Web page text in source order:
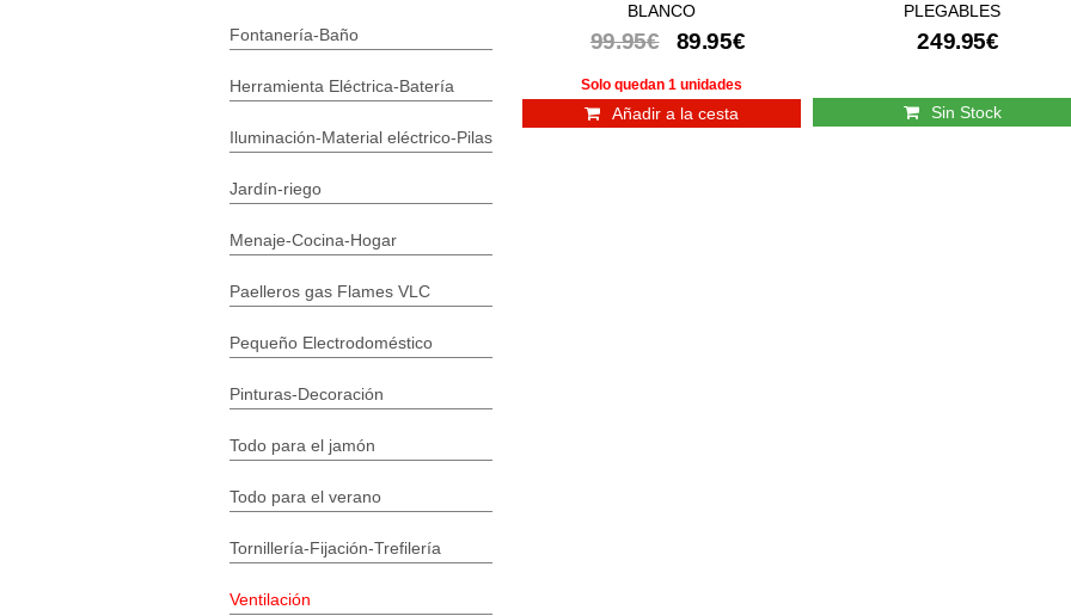
Fontanería-Baño
Herramienta Eléctrica-Batería
Iluminación-Material eléctrico-Pilas
Jardín-riego
Menaje-Cocina-Hogar
Paelleros gas Flames VLC
Pequeño Electrodoméstico
Pinturas-Decoración
Todo para el jamón
Todo para el verano
Tornillería-Fijación-Trefilería
Ventilación
BLANCO
99.95€ 89.95€
Solo quedan 1 unidades
Añadir a la cesta
PLEGABLES
249.95€
Sin Stock